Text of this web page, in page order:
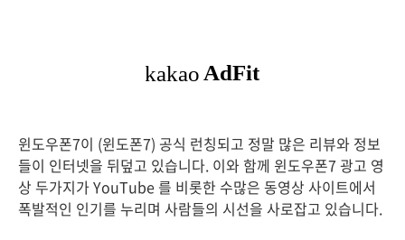
윈도우폰7이 (윈도폰7) 공식 런칭되고 정말 많은 리뷰와 정보
들이 인터넷을 뒤덮고 있습니다. 이와 함께 윈도우폰7 광고 영
상 두가지가 YouTube 를 비롯한 수많은 동영상 사이트에서
폭발적인 인기를 누리며 사람들의 시선을 사로잡고 있습니다.